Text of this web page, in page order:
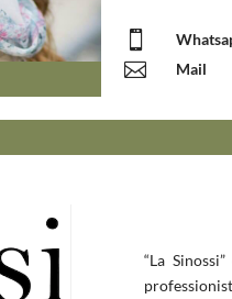

 Mail
“La